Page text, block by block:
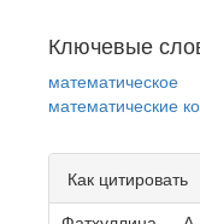
Ключевые
математические
Article
Details
Как цитировать